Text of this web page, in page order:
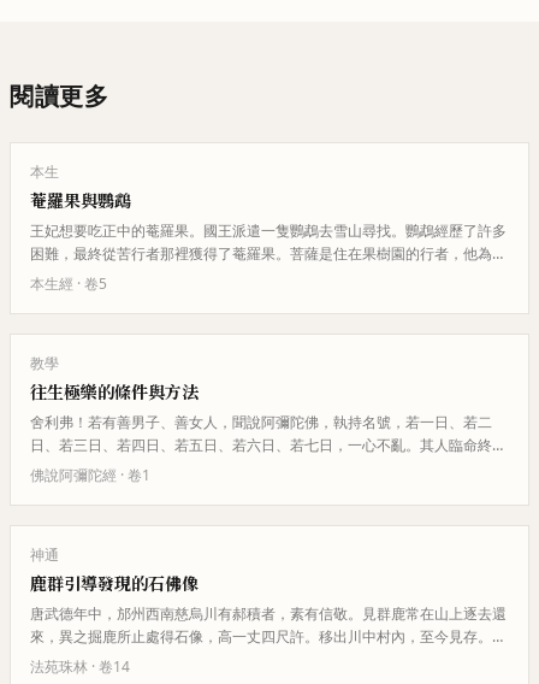
閱讀更多
本生
菴羅果與鸚鵡
王妃想要吃正中的菴羅果。國王派遣一隻鸚鵡去雪山尋找。鸚鵡經歷了許多
困難，最終從苦行者那裡獲得了菴羅果。菩薩是住在果樹園的行者，他為了
幫助王妃而獲得了菴羅果。
本生經 · 卷5
教學
往生極樂的條件與方法
舍利弗！若有善男子、善女人，聞說阿彌陀佛，執持名號，若一日、若二
日、若三日、若四日、若五日、若六日、若七日，一心不亂。其人臨命終
時，阿彌陀佛與諸聖眾，現在其前。…
佛說阿彌陀經 · 卷1
神通
鹿群引導發現的石佛像
唐武德年中，邡州西南慈烏川有郝積者，素有信敬。見群鹿常在山上逐去還
來，異之掘鹿所止處得石像，高一丈四尺許。移出川中村內，至今見存。自
像出後群鹿因散。古老傳云迦葉…
法苑珠林 · 卷14